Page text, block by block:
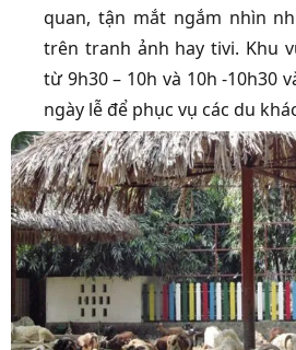
quan, tận mắt ngắm nhìn
trên tranh ảnh hay tivi. Khu
từ 9h30 – 10h và 10h -10h30
ngày lễ để phục vụ các du